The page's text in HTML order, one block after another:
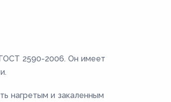
2590-2006. Он имеет
нагретым и закаленным